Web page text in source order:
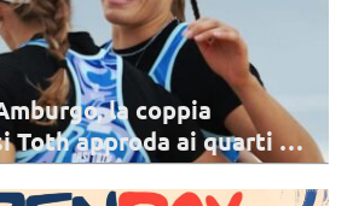
per Club maschile, scelta la
ospiterà le prossime
giocherà dal 15 al 20 dicembre. Lo Zawiercie sarà